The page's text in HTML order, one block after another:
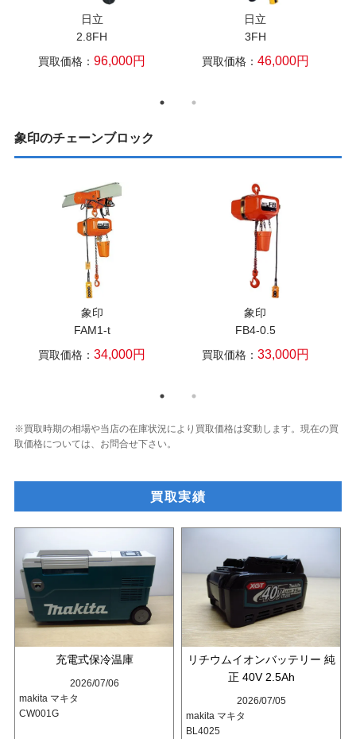
日立
2.8FH
買取価格： 96,000円
日立
3FH
買取価格： 46,000円
象印のチェーンブロック
象印
FAM1-t
買取価格： 34,000円
象印
FB4-0.5
買取価格： 33,000円
※買取時期の相場や当店の在庫状況により買取価格は変動します。 現在の買
取価格については、お問合せ下さい。
買取実績
充電式保冷温庫
2026/07/06
makita マキタ
CW001G
リチウムイオンバッテリー 純
正 40V 2.5Ah
2026/07/05
makita マキタ
BL4025